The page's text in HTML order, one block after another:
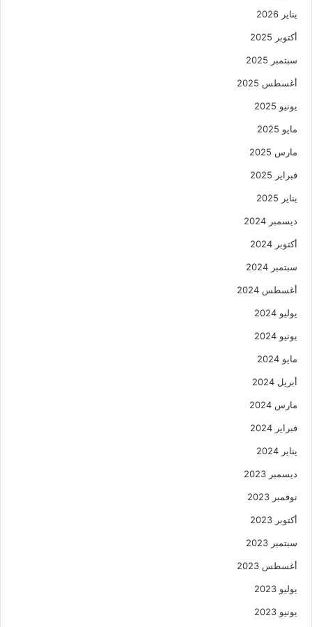
يناير 2026
أكتوبر 2025
سبتمبر 2025
أغسطس 2025
يونيو 2025
مايو 2025
مارس 2025
فبراير 2025
يناير 2025
ديسمبر 2024
أكتوبر 2024
سبتمبر 2024
أغسطس 2024
يوليو 2024
يونيو 2024
مايو 2024
أبريل 2024
مارس 2024
فبراير 2024
يناير 2024
ديسمبر 2023
نوفمبر 2023
أكتوبر 2023
سبتمبر 2023
أغسطس 2023
يوليو 2023
يونيو 2023